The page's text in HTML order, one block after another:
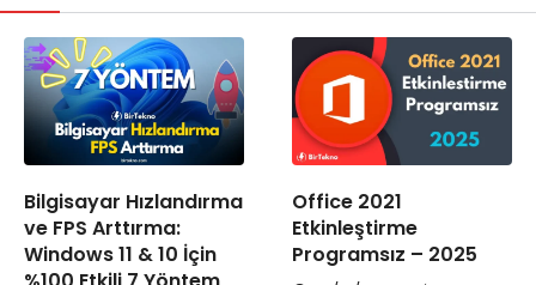
Bilgisayar Hızlandırma
ve FPS Arttırma:
Windows 11 & 10 İçin
Office 2021
Etkinleştirme
Programsız – 2025